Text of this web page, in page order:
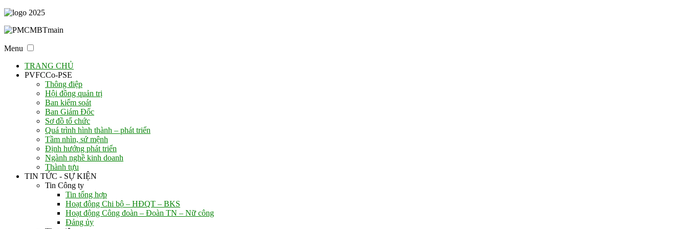
Menu
TRANG CHỦ
PVFCCo-PSE
Thông điệp
Hội đồng quản trị
Ban kiểm soát
Ban Giám Đốc
Sơ đồ tổ chức
Quá trình hình thành – phát triển
Tầm nhìn, sứ mệnh
Định hướng phát triển
Ngành nghề kinh doanh
Thành tựu
TIN TỨC - SỰ KIỆN
Tin Công ty
Tin tổng hợp
Hoạt động Chi bộ – HĐQT – BKS
Hoạt động Công đoàn – Đoàn TN – Nữ công
Đảng ủy